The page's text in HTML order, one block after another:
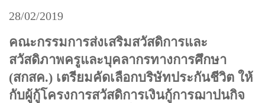
28/02/2019
คณะกรรมการส่งเสริมสวัสดิการและ
สวัสดิภาพครูและบุคลากรทางการศึกษา
(สกสค.) เตรียมคัดเลือกบริษัทประกันชีวิต ให้
กับผู้กู้โครงการสวัสดิการเงินกู้การฌาปนกิจ